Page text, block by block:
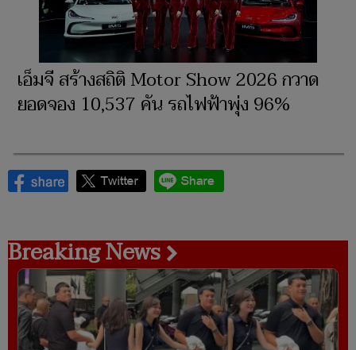
เอ็มจี สร้างสถิติ Motor Show 2026 กวาด
ยอดจอง 10,537 คัน รถไฟฟ้าพุ่ง 96%
Breaking News